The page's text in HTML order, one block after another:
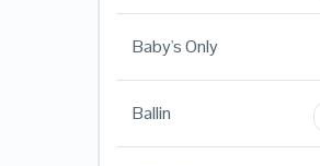
Baby's Only
Ballin